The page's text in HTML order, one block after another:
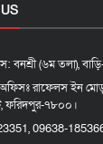
বনশ্রী (৬ম তলা),
রাফেলস ইন
ফরিদপুর-৭৮০০।
09638-